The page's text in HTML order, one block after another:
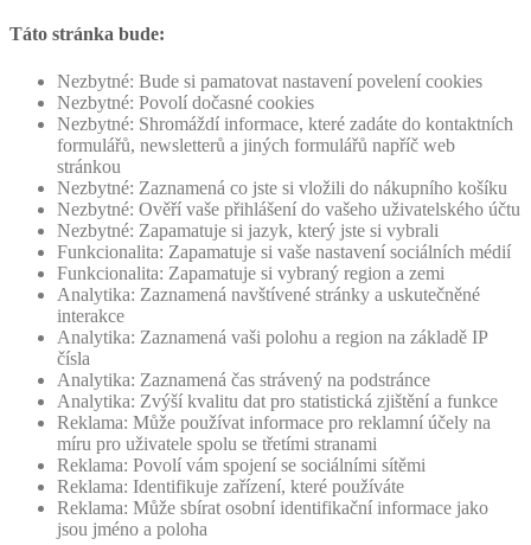
Táto stránka bude:
Nezbytné: Bude si pamatovat nastavení povelení cookies
Nezbytné: Povolí dočasné cookies
Nezbytné: Shromáždí informace, které zadáte do kontaktních
formulářů, newsletterů a jiných formulářů napříč web
stránkou
Nezbytné: Zaznamená co jste si vložili do nákupního košíku
Nezbytné: Ověří vaše přihlášení do vašeho uživatelského účtu
Nezbytné: Zapamatuje si jazyk, který jste si vybrali
Funkcionalita: Zapamatuje si vaše nastavení sociálních médií
Funkcionalita: Zapamatuje si vybraný region a zemi
Analytika: Zaznamená navštívené stránky a uskutečněné
interakce
Analytika: Zaznamená vaši polohu a region na základě IP
čísla
Analytika: Zaznamená čas strávený na podstránce
Analytika: Zvýší kvalitu dat pro statistická zjištění a funkce
Reklama: Může používat informace pro reklamní účely na
míru pro uživatele spolu se třetími stranami
Reklama: Povolí vám spojení se sociálními sítěmi
Reklama: Identifikuje zařízení, které používáte
Reklama: Může sbírat osobní identifikační informace jako
jsou jméno a poloha